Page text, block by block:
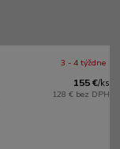
155 €/ks
128 € bez DPH
3 - 4 týždne